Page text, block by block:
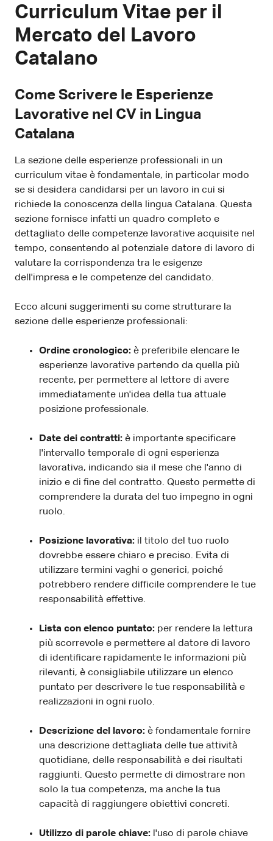
Curriculum Vitae per il
Mercato del Lavoro
Catalano
Come Scrivere le Esperienze
Lavorative nel CV in Lingua
Catalana
La sezione delle esperienze professionali in un
curriculum vitae è fondamentale, in particolar modo
se si desidera candidarsi per un lavoro in cui si
richiede la conoscenza della lingua Catalana. Questa
sezione fornisce infatti un quadro completo e
dettagliato delle competenze lavorative acquisite nel
tempo, consentendo al potenziale datore di lavoro di
valutare la corrispondenza tra le esigenze
dell'impresa e le competenze del candidato.
Ecco alcuni suggerimenti su come strutturare la
sezione delle esperienze professionali:
Ordine cronologico: è preferibile elencare le
esperienze lavorative partendo da quella più
recente, per permettere al lettore di avere
immediatamente un'idea della tua attuale
posizione professionale.
Date dei contratti: è importante specificare
l'intervallo temporale di ogni esperienza
lavorativa, indicando sia il mese che l'anno di
inizio e di fine del contratto. Questo permette di
comprendere la durata del tuo impegno in ogni
ruolo.
Posizione lavorativa: il titolo del tuo ruolo
dovrebbe essere chiaro e preciso. Evita di
utilizzare termini vaghi o generici, poiché
potrebbero rendere difficile comprendere le tue
responsabilità effettive.
Lista con elenco puntato: per rendere la lettura
più scorrevole e permettere al datore di lavoro
di identificare rapidamente le informazioni più
rilevanti, è consigliabile utilizzare un elenco
puntato per descrivere le tue responsabilità e
realizzazioni in ogni ruolo.
Descrizione del lavoro: è fondamentale fornire
una descrizione dettagliata delle tue attività
quotidiane, delle responsabilità e dei risultati
raggiunti. Questo permette di dimostrare non
solo la tua competenza, ma anche la tua
capacità di raggiungere obiettivi concreti.
Utilizzo di parole chiave: l'uso di parole chiave